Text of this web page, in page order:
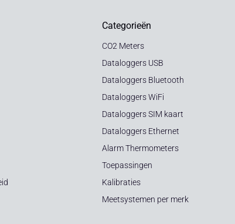
Categorieën
CO2 Meters
Dataloggers USB
Dataloggers Bluetooth
Dataloggers WiFi
Dataloggers SIM kaart
Dataloggers Ethernet
Alarm Thermometers
Toepassingen
Kalibraties
Meetsystemen per merk